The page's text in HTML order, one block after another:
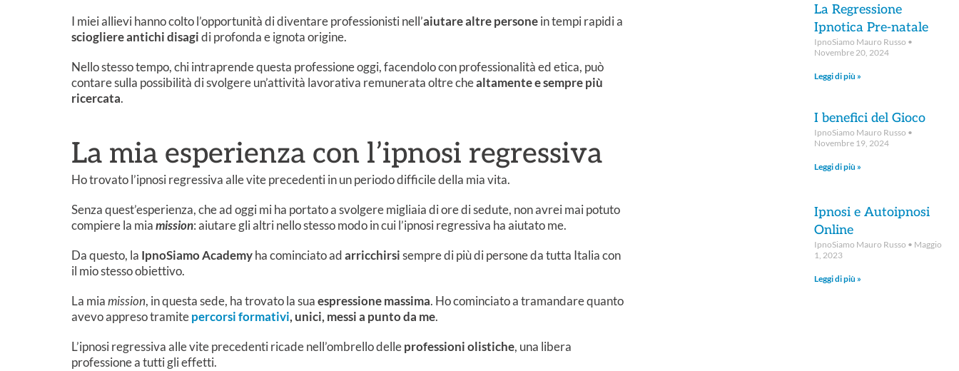
I miei allievi hanno colto l’opportunità di diventare professionisti nell’aiutare altre personein tempi rapidi a
sciogliere antichi disagidi profonda e ignota origine.
Nello stesso tempo, chi intraprende questa professione oggi, facendolo con professionalità ed etica, può
contare sulla possibilità di svolgere un’attività lavorativa remunerata oltre chealtamente e sempre più
ricercata.
La mia esperienza con l’ipnosi regressiva
Ho trovato l’ipnosi regressiva alle vite precedenti in un periodo difficile della mia vita.
Senza quest’esperienza, che ad oggi mi ha portato a svolgere migliaia di ore di sedute, non avrei mai potuto
compiere la miamission: aiutare gli altri nello stesso modo in cui l’ipnosi regressiva ha aiutato me.
Da questo, la IpnoSiamo Academyha cominciato adarricchirsisempre di più di persone da tutta Italia con
il mio stesso obiettivo.
La miamission, in questa sede, ha trovato la suaespressione massima. Ho cominciato a tramandare quanto
avevo appreso tramitepercorsi formativi, unici, messi a punto da me.
L’ipnosi regressiva alle vite precedenti ricade nell’ombrello delleprofessioni olistiche, una libera
professione a tutti gli effetti.
La Regressione
Ipnotica Pre-natale
IpnoSiamo Mauro Russo
Novembre 20, 2024
Leggi di più »
I benefici del Gioco
IpnoSiamo Mauro Russo
Novembre 19, 2024
Leggi di più »
Ipnosi e Autoipnosi
Online
IpnoSiamo Mauro Russo
Maggio
1, 2023
Leggi di più »